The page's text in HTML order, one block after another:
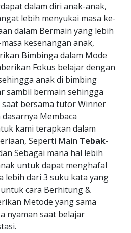
dalam diri anak-anak,
lebih menyukai masa ke-
dalam Bermain yang lebih
kesenangan anak,
Bimbinga dalam Mode
Fokus belajar dengan
anak di bimbing
sambil bermain sehingga
bersama tutor Winner
Membaca
kami terapkan dalam
Seperti Main Tebak-
Sebagai mana hal lebih
untuk dapat menghafal
lebih dari 3 suku kata yang
cara Berhitung &
Metode yang sama
nyaman saat belajar